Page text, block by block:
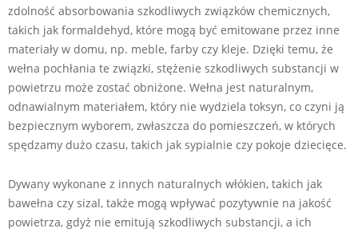
zdolność absorbowania szkodliwych związków chemicznych,
takich jak formaldehyd, które mogą być emitowane przez inne
materiały w domu, np. meble, farby czy kleje. Dzięki temu, że
wełna pochłania te związki, stężenie szkodliwych substancji w
powietrzu może zostać obniżone. Wełna jest naturalnym,
odnawialnym materiałem, który nie wydziela toksyn, co czyni ją
bezpiecznym wyborem, zwłaszcza do pomieszczeń, w których
spędzamy dużo czasu, takich jak sypialnie czy pokoje dziecięce.
Dywany wykonane z innych naturalnych włókien, takich jak
bawełna czy sizal, także mogą wpływać pozytywnie na jakość
powietrza, gdyż nie emitują szkodliwych substancji, a ich